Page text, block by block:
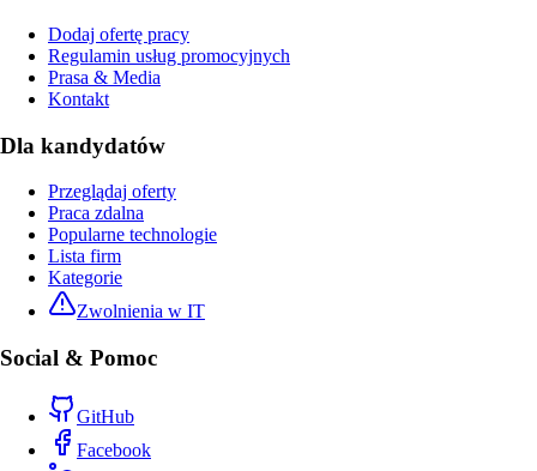
Dodaj ofertę pracy
Regulamin usług promocyjnych
Prasa & Media
Kontakt
Dla kandydatów
Przeglądaj oferty
Praca zdalna
Popularne technologie
Lista firm
Kategorie
Zwolnienia w IT
Social & Pomoc
GitHub
Facebook